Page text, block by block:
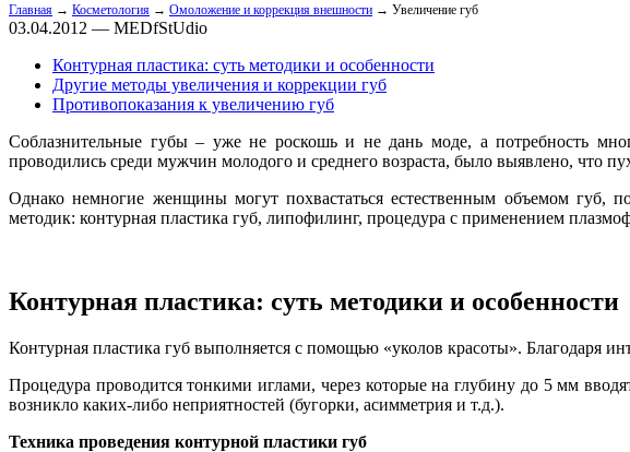
Главная → Косметология → Омоложение и коррекция внешности → Увеличение губ
03.04.2012 — MEDfStUdio
Контурная пластика: суть методики и особенности
Другие методы увеличения и коррекции губ
Противопоказания к увеличению губ
Соблазнительные губы – уже не роскошь и не дань моде, а потребность
проводились среди мужчин молодого и среднего возраста, было выявлено, что
Однако немногие женщины могут похвастаться естественным объемом губ,
методик: контурная пластика губ, липофилинг, процедура с применением
Контурная пластика: суть методики и особенности
Контурная пластика губ выполняется с помощью «уколов красоты». Благодаря
Процедура проводится тонкими иглами, через которые на глубину до 5 мм
возникло каких-либо неприятностей (бугорки, асимметрия и т.д.).
Техника проведения контурной пластики губ